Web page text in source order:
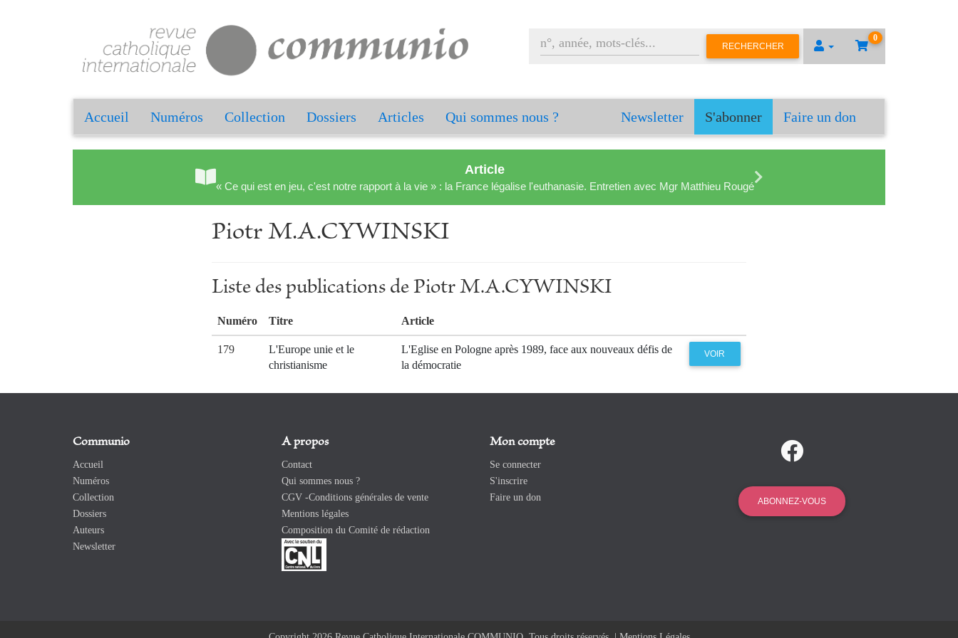
0
RECHERCHER
Accueil Numéros Collection Dossiers Articles Qui sommes nous ? Newsletter S'abonner Faire un don
Article
« Ce qui est en jeu, c'est notre rapport à la vie » : la France légalise l'euthanasie. Entretien avec Mgr Matthieu Rougé
Piotr M.A.CYWINSKI
Liste des publications de Piotr M.A.CYWINSKI
Numéro Titre Article
179
L'Europe unie et le
christianisme
L'Eglise en Pologne après 1989, face aux nouveaux défis de
la démocratie
VOIR
Communio
Accueil
Numéros
Collection
Dossiers
Auteurs
Newsletter
A propos
Contact
Qui sommes nous ?
CGV -Conditions générales de vente
Mentions légales
Composition du Comité de rédaction
Mon compte
Se connecter
S'inscrire
Faire un don
ABONNEZ-VOUS